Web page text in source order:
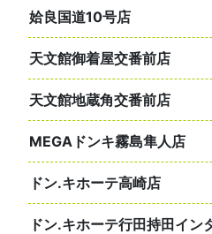
姶良国道10号店
天文館御着屋交番前店
天文館地蔵角交番前店
MEGAドンキ霧島隼人店
ドン.キホーテ高崎店
ドン.キホーテ行田持田イン